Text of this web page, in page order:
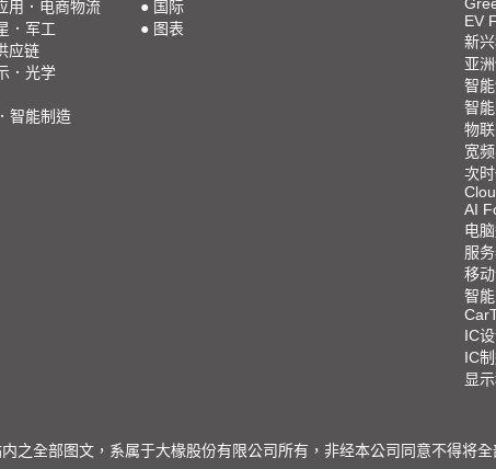
用．电商物流
．军工
应链
．光学
智能制造
● 国际
● 图表
EV
新
亚
智
智
物
宽
次
AI
电
服
移
智
IC
IC
显
之全部图文，系属于大椽股份有限公司所有，非经本公司同意不得将